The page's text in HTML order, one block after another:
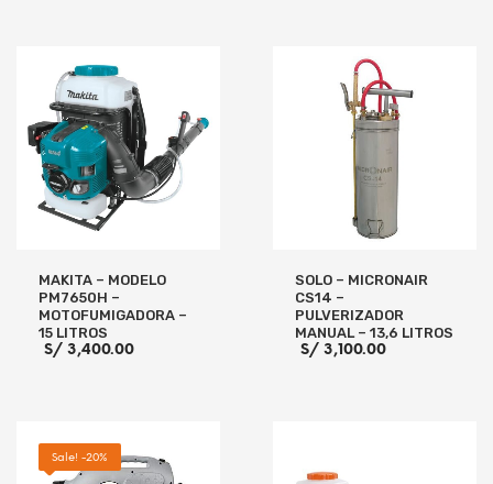
MAKITA – MODELO
PM7650H –
MOTOFUMIGADORA –
15 LITROS
S/ 3,400.00
LEER MÁS
SOLO – MICRONAIR
CS14 –
PULVERIZADOR
MANUAL – 13,6 LITROS
S/3,100.00
Sale! -20%